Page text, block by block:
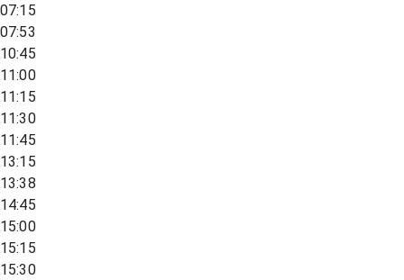
07:15
07:53
10:45
11:00
11:15
11:30
11:45
13:15
13:38
14:45
15:00
15:15
15:30